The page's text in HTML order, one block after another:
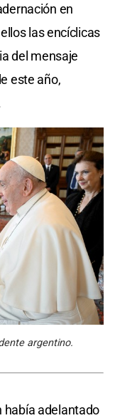
en
las encíclicas
del mensaje
este año,
argentino.
había adelantado